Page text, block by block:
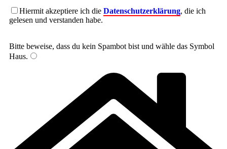
Hiermit akzeptiere ich die Datenschutzerklärung, die ich
gelesen und verstanden habe.
Bitte beweise, dass du kein Spambot bist und wähle das Symbol
Haus.